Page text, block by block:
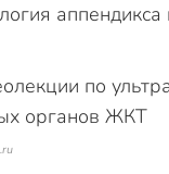
аппендикса